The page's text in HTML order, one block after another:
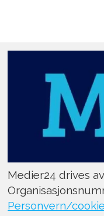
Medier24 drives
Personvern/